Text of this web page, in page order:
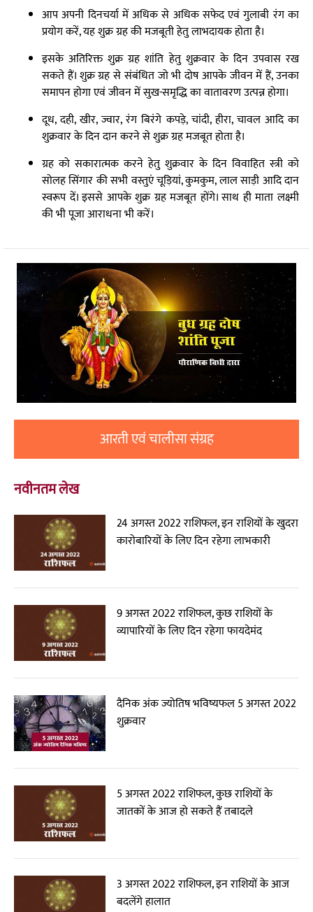
आप अपनी दिनचर्या में अधिक से अधिक सफेद एवं गुलाबी रंग का
प्रयोग करें, यह शुक्र ग्रह की मजबूती हेतु लाभदायक होता है।
इसके अतिरिक्त शुक्र ग्रह शांति हेतु शुक्रवार के दिन उपवास रख
सकते हैं। शुक्र ग्रह से संबंधित जो भी दोष आपके जीवन में हैं, उनका
समापन होगा एवं जीवन में सुख-समृद्धि का वातावरण उत्पन्न होगा।
दूध, दही, खीर, ज्वार, रंग बिरंगे कपड़े, चांदी, हीरा, चावल आदि का
शुक्रवार के दिन दान करने से शुक्र ग्रह मजबूत होता है।
ग्रह को सकारात्मक करने हेतु शुक्रवार के दिन विवाहित स्त्री को
सोलह सिंगार की सभी वस्तुएं चूड़ियां, कुमकुम, लाल साड़ी आदि दान
स्वरूप दें। इससे आपके शुक्र ग्रह मजबूत होंगे। साथ ही माता लक्ष्मी
की भी पूजा आराधना भी करें।
आरती एवं चालीसा संग्रह
नवीनतम लेख
24 अगस्त 2022 राशिफल, इन राशियों के खुदरा
कारोबारियों के लिए दिन रहेगा लाभकारी
9 अगस्त 2022 राशिफल, कुछ राशियों के
व्यापारियों के लिए दिन रहेगा फायदेमंद
दैनिक अंक ज्योतिष भविष्यफल 5 अगस्त 2022
शुक्रवार
5 अगस्त 2022 राशिफल, कुछ राशियों के
जातकों के आज हो सकते हैं तबादले
3 अगस्त 2022 राशिफल, इन राशियों के आज
बदलेंगे हालात